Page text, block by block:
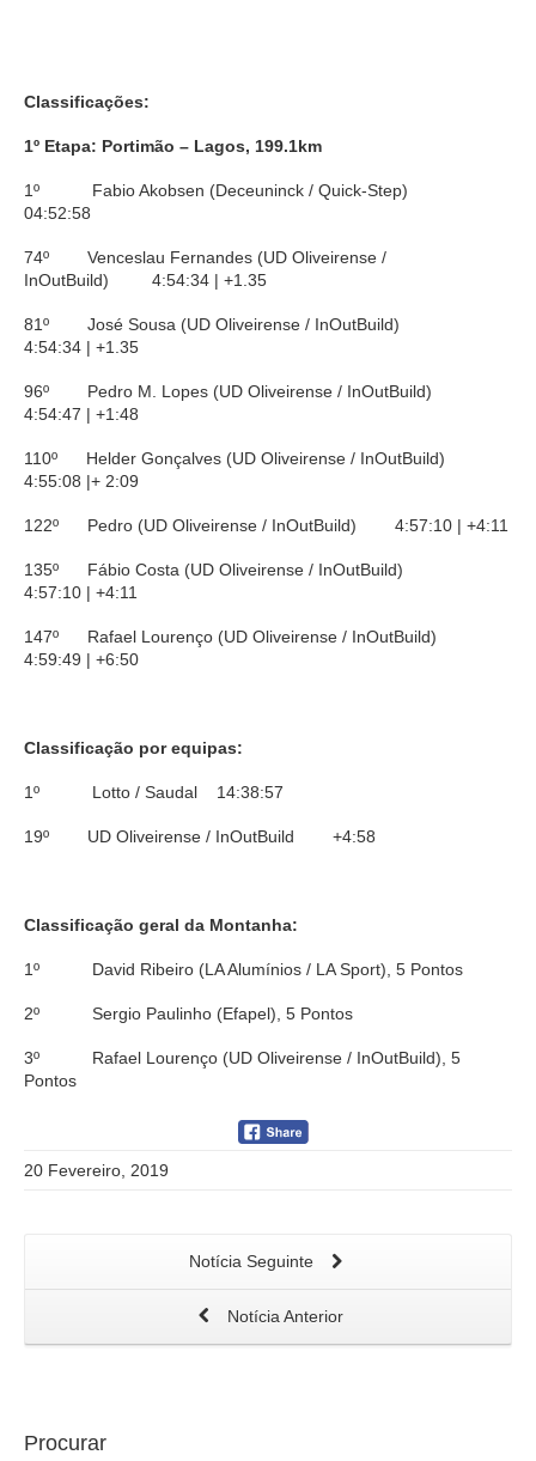
Classificações:
1º Etapa: Portimão – Lagos, 199.1km
1º Fabio Akobsen (Deceuninck / Quick-Step)
04:52:58
74º Venceslau Fernandes (UD Oliveirense /
InOutBuild) 4:54:34 | +1.35
81º José Sousa (UD Oliveirense / InOutBuild)
4:54:34 | +1.35
96º Pedro M. Lopes (UD Oliveirense / InOutBuild)
4:54:47 | +1:48
110º Helder Gonçalves (UD Oliveirense / InOutBuild)
4:55:08 |+ 2:09
122º Pedro (UD Oliveirense / InOutBuild) 4:57:10 | +4:11
135º Fábio Costa (UD Oliveirense / InOutBuild)
4:57:10 | +4:11
147º Rafael Lourenço (UD Oliveirense / InOutBuild)
4:59:49 | +6:50
Classificação por equipas:
1º Lotto / Saudal 14:38:57
19º UD Oliveirense / InOutBuild +4:58
Classificação geral da Montanha:
1º David Ribeiro (LA Alumínios / LA Sport), 5 Pontos
2º Sergio Paulinho (Efapel), 5 Pontos
3º Rafael Lourenço (UD Oliveirense / InOutBuild), 5
Pontos
20 Fevereiro, 2019
Notícia Seguinte
Notícia Anterior
Procurar